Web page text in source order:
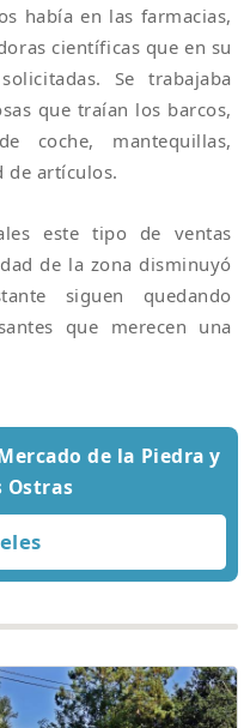
había en las farmacias,
científicas que en su
Se trabajaba
que traían los barcos,
coche, mantequillas,
de artículos.
este tipo de ventas
de la zona disminuyó
siguen quedando
que merecen una
de la Piedra y
Ostras